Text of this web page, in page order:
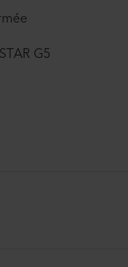
G5